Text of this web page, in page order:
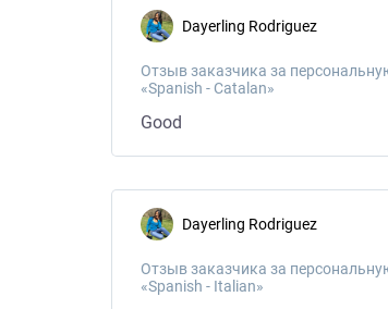
Dayerling Rodriguez
Отзыв заказчика за
«Spanish - Catalan»
Good
Dayerling Rodriguez
Отзыв заказчика за
«Spanish - Italian»